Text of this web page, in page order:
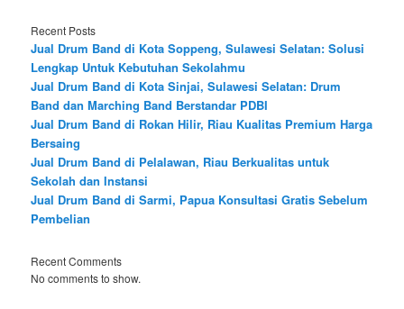
Recent Posts
Jual Drum Band di Kota Soppeng, Sulawesi Selatan: Solusi
Lengkap Untuk Kebutuhan Sekolahmu
Jual Drum Band di Kota Sinjai, Sulawesi Selatan: Drum
Band dan Marching Band Berstandar PDBI
Jual Drum Band di Rokan Hilir, Riau Kualitas Premium Harga
Bersaing
Jual Drum Band di Pelalawan, Riau Berkualitas untuk
Sekolah dan Instansi
Jual Drum Band di Sarmi, Papua Konsultasi Gratis Sebelum
Pembelian
Recent Comments
No comments to show.